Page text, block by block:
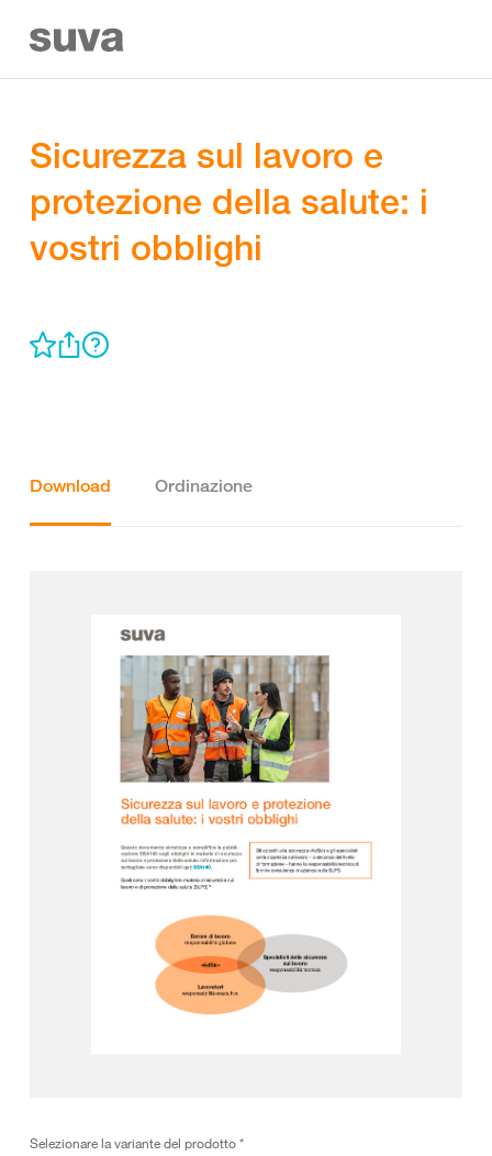
Sicurezza sul lavoro e
protezione della salute: i
vostri obblighi
Download Ordinazione
Selezionare la variante del prodotto*